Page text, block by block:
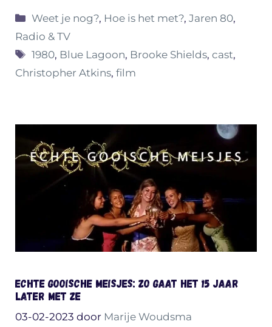
Categorieën
Weet je nog?, Hoe is het met?,Jaren 80,
Radio & TV
Tags
1980, Blue Lagoon, Brooke Shields,cast,
Christopher Atkins, film
Echte Gooische Meisjes: zo gaat het 15 jaar
later met ze
03-02-2023 door Marije Woudsma